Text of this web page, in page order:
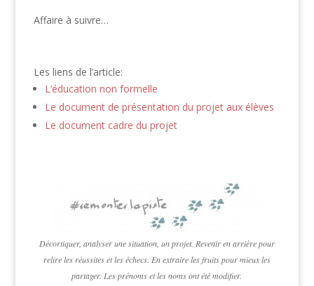
Affaire à suivre…
Les liens de l’article:
L’éducation non formelle
Le document de présentation du projet aux élèves
Le document cadre du projet
Décortiquer, analyser une situation, un projet. Revenir en arrière pour
relire les réussites et les échecs. En extraire les fruits pour mieux les
partager. Les prénoms et les noms ont été modifier.